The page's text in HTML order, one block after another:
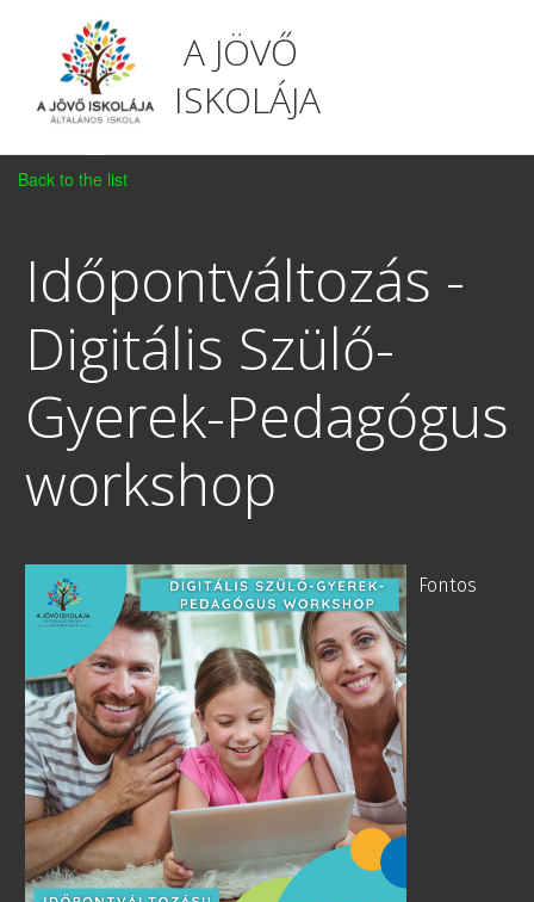
A JÖVŐ
ISKOLÁJA
Back to the list
Időpontváltozás -
Digitális Szülő-
Gyerek-Pedagógus
workshop
Fontos